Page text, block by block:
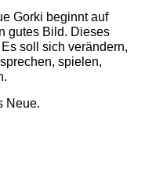
Gorki beginnt auf
gutes Bild. Dieses
soll sich verändern,
spielen,
Neue.